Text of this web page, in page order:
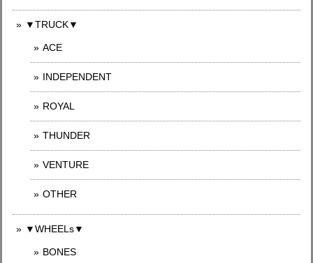
▼TRUCK▼
ACE
INDEPENDENT
ROYAL
THUNDER
VENTURE
OTHER
▼WHEELs▼
BONES